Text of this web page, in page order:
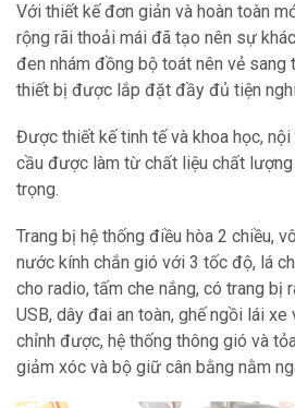
Với thiết kế đơn giản và hoàn toàn
rộng rãi thoải mái đã tạo nên sự
đen nhám đồng bộ toát nên vẻ sang
thiết bị được lắp đặt đầy đủ tiện
Được thiết kế tinh tế và khoa học,
cầu được làm từ chất liệu chất
trọng.
Trang bị hệ thống điều hòa 2 chiều,
nước kính chắn gió với 3 tốc độ, lá
cho radio, tấm che nắng, có trang bị
USB, dây đai an toàn, ghế ngồi lái
chỉnh được, hệ thống thông gió và
giảm xóc và bộ giữ cân bằng nằm